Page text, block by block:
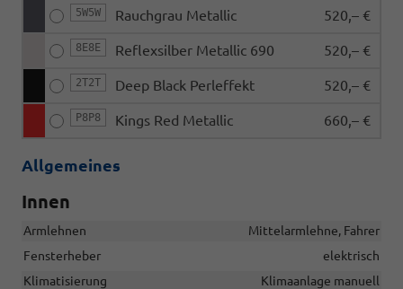
5W5W Rauchgrau Metallic 520,– €
8E8E Reflexsilber Metallic 690 520,– €
2T2T Deep Black Perleffekt 520,– €
P8P8 Kings Red Metallic 660,– €
Allgemeines
Innen
Armlehnen
Mittelarmlehne, Fahrer
Fensterheber
elektrisch
Klimatisierung
Klimaanlage manuell